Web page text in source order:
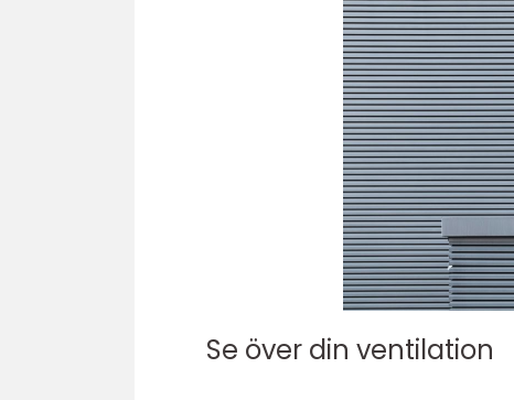
Se över din ventilation